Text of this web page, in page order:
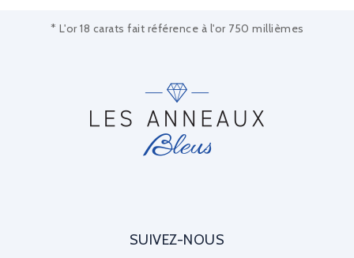
* L'or 18 carats fait référence à l'or 750 millièmes
SUIVEZ-NOUS